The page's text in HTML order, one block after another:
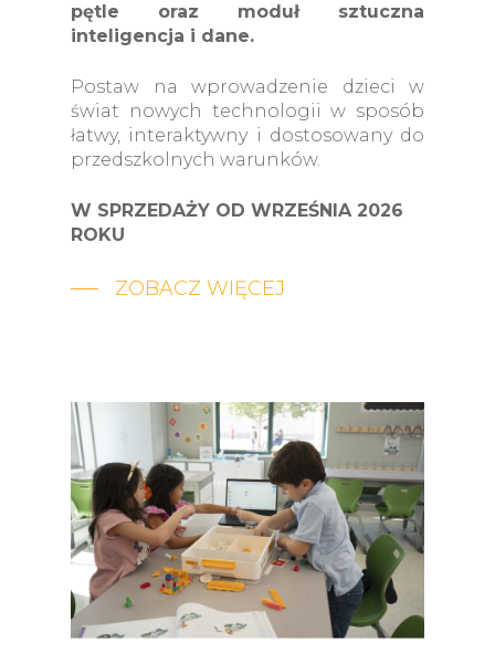
pętle oraz moduł sztuczna
inteligencja i dane.
Postaw na wprowadzenie dzieci w
świat nowych technologii w sposób
łatwy, interaktywny i dostosowany do
przedszkolnych warunków.
W SPRZEDAŻY OD WRZEŚNIA 2026
ROKU
ZOBACZ WIĘCEJ